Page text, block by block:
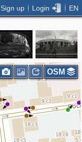
Sign up Login EN
OSM